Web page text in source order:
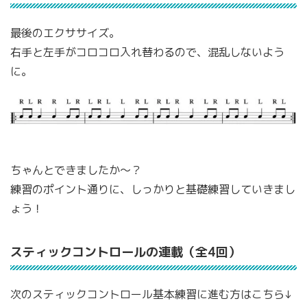
最後のエクササイズ。
右手と左手がコロコロ入れ替わるので、混乱しないよう
に。
ちゃんとできましたか〜？
練習のポイント通りに、しっかりと基礎練習していきまし
ょう！
スティックコントロールの連載（全4回）
次のスティックコントロール基本練習に進む方はこちら↓